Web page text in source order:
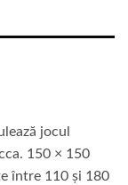
jocul
150 × 150
între 110 și 180